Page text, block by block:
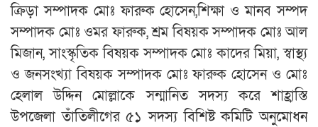
ক্রিড়া সম্পাদক মোঃ ফারুক হোসেন,শিক্ষা ও মানব সম্পদ
সম্পাদক মোঃ ওমর ফারুক, শ্রম বিষয়ক সম্পাদক মোঃ আল
মিজান, সাংস্কৃতিক বিষয়ক সম্পাদক মোঃ কাদের মিয়া, স্বাস্থ্য
ও জনসংখ্যা বিষয়ক সম্পাদক মোঃ ফারুক হোসেন ও মোঃ
হেলাল উদ্দিন মোল্লাকে সন্মানিত সদস্য করে শাহ্রাস্তি
উপজেলা তাঁতিলীগের ৫১ সদস্য বিশিষ্ট কমিটি অনুমোধন